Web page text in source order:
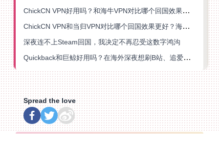
ChickCN VPN好用吗？和海牛VPN对比哪个回国效果更好？
ChickCN VPN和当归VPN对比哪个回国效果更好？海外党亲测后选了它
深夜连不上Steam回国，我决定不再忍受这数字鸿沟
Quickback和巨鲸好用吗？在海外深夜想刷B站、追爱奇艺的你，或许正需要这份答案
Spread the love